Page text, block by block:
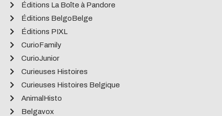
Éditions La Boîte à Pandore
Éditions BelgoBelge
Éditions PIXL
CurioFamily
CurioJunior
Curieuses Histoires
Curieuses Histoires Belgique
AnimalHisto
Belgavox